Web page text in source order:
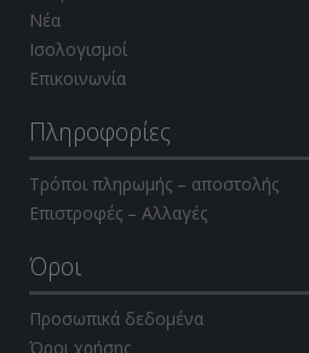
Νέα
Ισολογισμοί
Επικοινωνία
Πληροφορίες
Τρόποι πληρωμής – αποστολής
Επιστροφές – Αλλαγές
Όροι
Προσωπικά δεδομένα
Όροι χρήσης